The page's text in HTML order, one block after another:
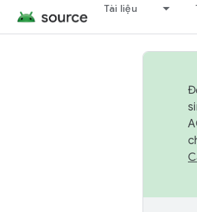
Tài liệu